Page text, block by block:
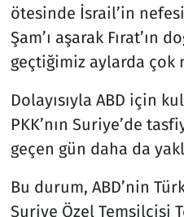
ötesinde İsrail’in
Şam’ı aşarak Fırat’ın
geçtiğimiz aylarda çok
Dolayısıyla ABD için
PKK’nın Suriye’de
geçen gün daha da
Bu durum, ABD’nin
Suriye Özel Temsilcisi